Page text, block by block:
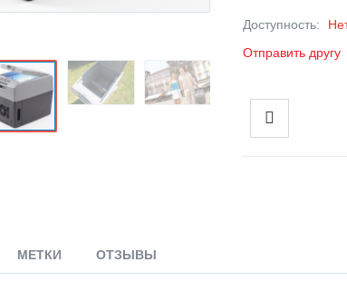
Доступность:
Отправить другу
МЕТКИ ОТЗЫВЫ